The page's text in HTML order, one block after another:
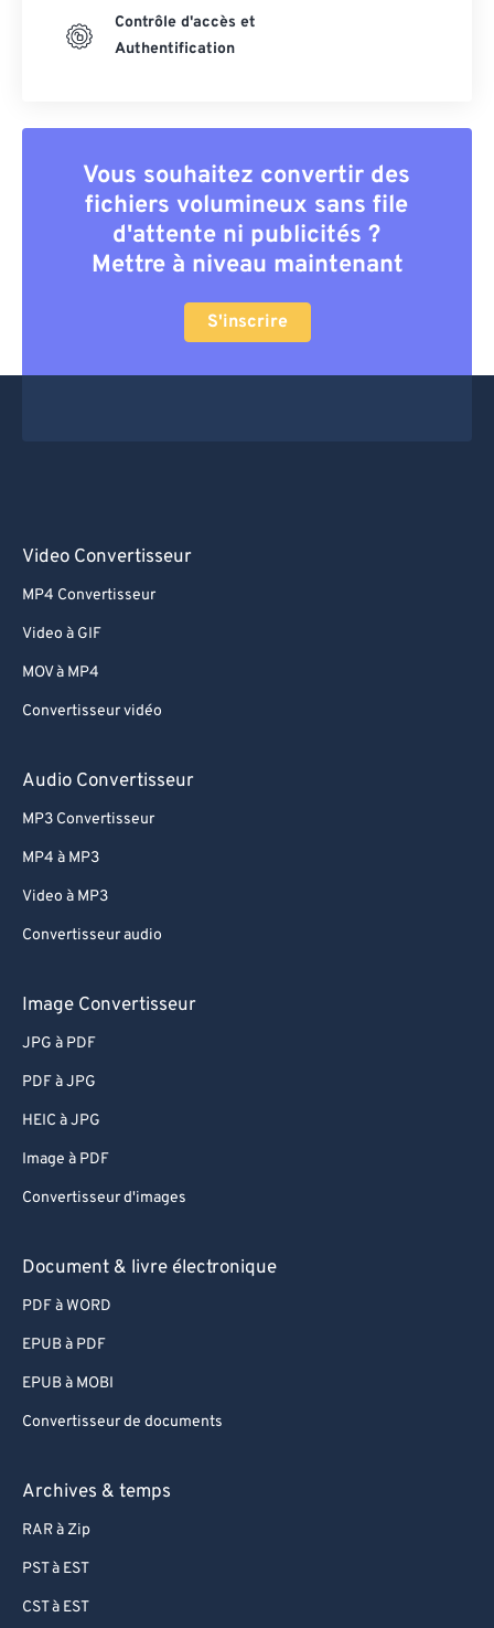
Contrôle d'accès et
Authentification
Vous souhaitez convertir des
fichiers volumineux sans file
d'attente ni publicités ?
Mettre à niveau maintenant
S'inscrire
Video Convertisseur
MP4 Convertisseur
Video à GIF
MOV à MP4
Convertisseur vidéo
Audio Convertisseur
MP3 Convertisseur
MP4 à MP3
Video à MP3
Convertisseur audio
Image Convertisseur
JPG à PDF
PDF à JPG
HEIC à JPG
Image à PDF
Convertisseur d'images
Document & livre électronique
PDF à WORD
EPUB à PDF
EPUB à MOBI
Convertisseur de documents
Archives & temps
RAR à Zip
PST à EST
CST à EST